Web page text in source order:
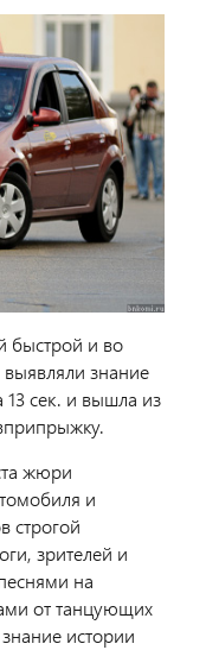
быстрой и во
выявляли знание
сек. и вышла из
жюри
и
строгой
зрителей и
на
от танцующих
истории